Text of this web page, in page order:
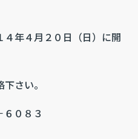
４年４月２０日（日）に開
さい。
０８３